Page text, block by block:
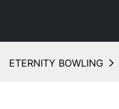
ETERNITY BOWLING